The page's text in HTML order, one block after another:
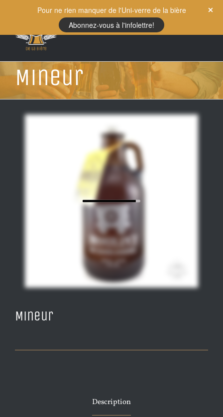
content
Mineur
Mineur
Description
Pour ne rien manquer de l'Uni-verre de la bière
Abonnez-vous à l'infolettre!